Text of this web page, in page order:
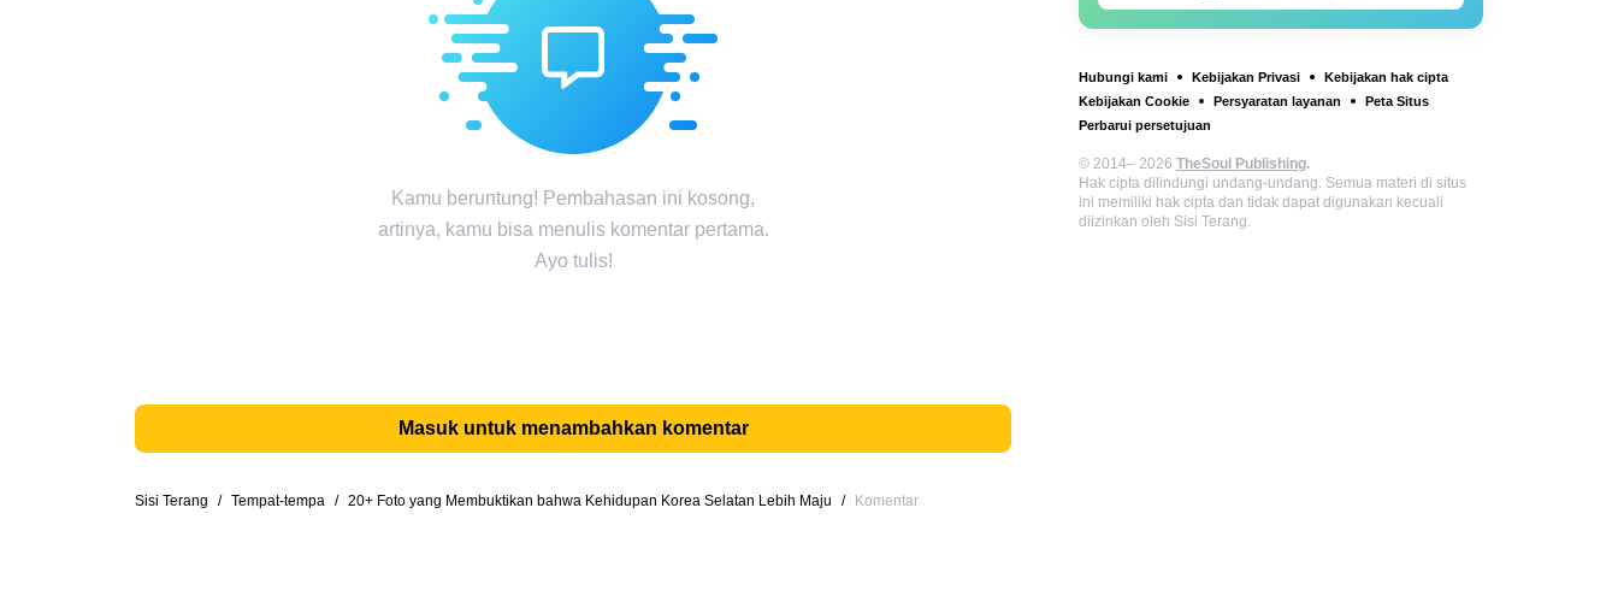
Hubungi kami Kebijakan Privasi
Kebijakan hak cipta
Kebijakan Cookie
Persyaratan layanan
Peta Situs
Perbarui persetujuan
© 2014– 2026 TheSoul Publishing.
Hak cipta dilindungi undang-undang. Semua materi di situs
ini memiliki hak cipta dan tidak dapat digunakan kecuali
diizinkan oleh Sisi Terang.
Kamu beruntung! Pembahasan ini kosong,
artinya, kamu bisa menulis komentar pertama.
Ayo tulis!
Masuk untuk menambahkan komentar
Sisi Terang / Tempat-tempa / 20+ Foto yang Membuktikan bahwa Kehidupan Korea Selatan Lebih Maju / Komentar